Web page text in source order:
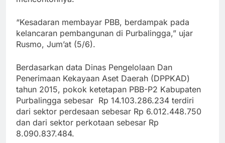
“Kesadaran membayar PBB, berdampak pada
kelancaran pembangunan di Purbalingga,” ujar
Rusmo, Jum’at (5/6).
Berdasarkan data Dinas Pengelolaan Dan
Penerimaan Kekayaan Aset Daerah (DPPKAD)
tahun 2015, pokok ketetapan PBB-P2 Kabupaten
Purbalingga sebesar Rp 14.103.286.234 terdiri
dari sektor perdesaan sebesar Rp 6.012.448.750
dan dari sektor perkotaan sebesar Rp
8.090.837.484.